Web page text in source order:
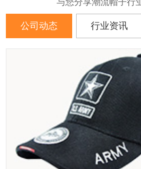
公司动态 行业资讯